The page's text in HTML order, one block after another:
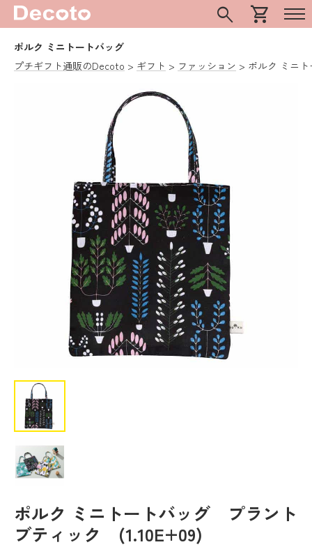
search shopping_cart
ポルク ミニトートバッグ
プチギフト通販のDecoto
ギフト ファッション ポルク ミニ
ポルク ミニトートバッグ プラント
ブティック (1.10E+09)